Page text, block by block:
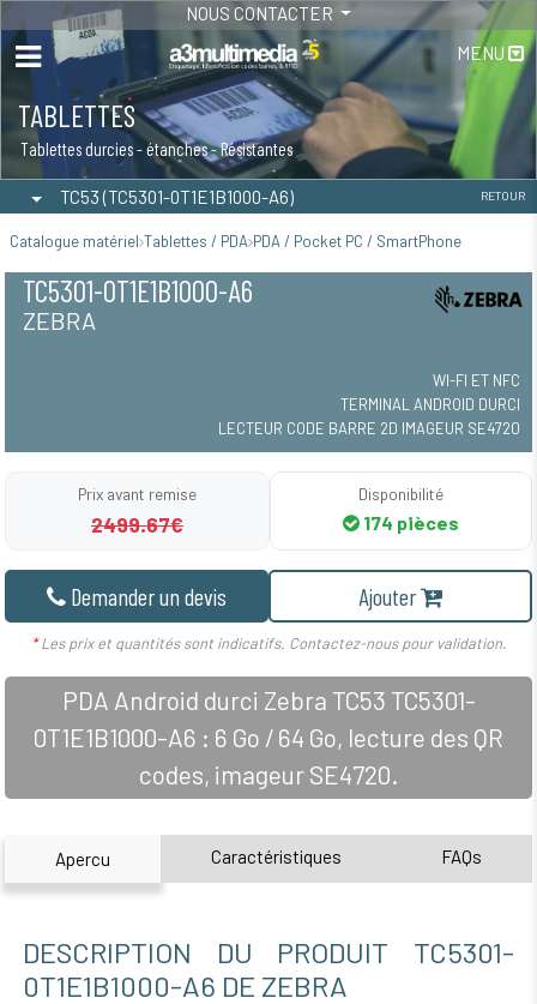
NOUS CONTACTER
MENU
TABLETTES
Tablettes durcies - étanches - Résistantes
TC53 (TC5301-0T1E1B1000-A6) RETOUR
Catalogue matériel Tablettes / PDA PDA / Pocket PC / SmartPhone
TC5301-0T1E1B1000-A6
ZEBRA
WI-FI ET NFC
TERMINAL ANDROID DURCI
LECTEUR CODE BARRE 2D IMAGEUR SE4720
Prix avant remise
2499.67€
Disponibilité
174 pièces
Demander un devis Ajouter
*Les prix et quantités sont indicatifs. Contactez-nous pour validation.
PDA Android durci Zebra TC53 TC5301-
0T1E1B1000-A6 : 6 Go / 64 Go, lecture des QR
codes, imageur SE4720.
Apercu Caractéristiques FAQs
DESCRIPTION DU PRODUIT TC5301-
0T1E1B1000-A6 DE ZEBRA